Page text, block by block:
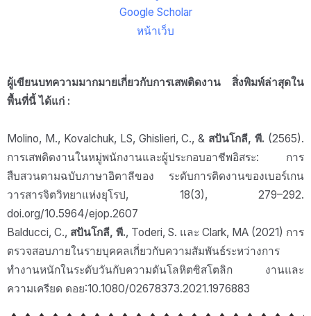
Google Scholar
หน้าเว็บ
ผู้เขียนบทความมากมายเกี่ยวกับการเสพติดงาน สิ่งพิมพ์ล่าสุดใน
พื้นที่นี้ ได้แก่ :
Molino, M., Kovalchuk, LS, Ghislieri, C., & สปันโกลี, พี. (2565).
การเสพติดงานในหมู่พนักงานและผู้ประกอบอาชีพอิสระ: การ
สืบสวนตามฉบับภาษาอิตาลีของ
ระดับการติดงานของเบอร์เกน
วารสารจิตวิทยาแห่งยุโรป, 18(3), 279–292.
doi.org/10.5964/ejop.2607
Balducci, C., สปันโกลี, พี., Toderi, S. และ Clark, MA (2021) การ
ตรวจสอบภายในรายบุคคลเกี่ยวกับความสัมพันธ์ระหว่างการ
ทำงานหนักในระดับวันกับความดันโลหิตซิสโตลิก งานและ
ความเครียด ดอย:10.1080/02678373.2021.1976883